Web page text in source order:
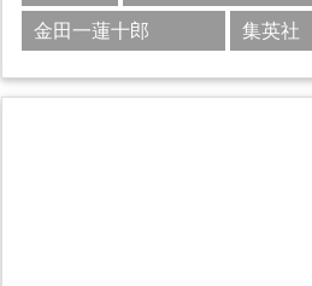
金田一蓮十郎
集英社